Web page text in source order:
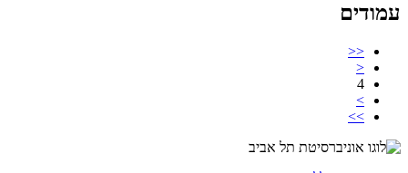
עמודים
<<
<
4
>
>>